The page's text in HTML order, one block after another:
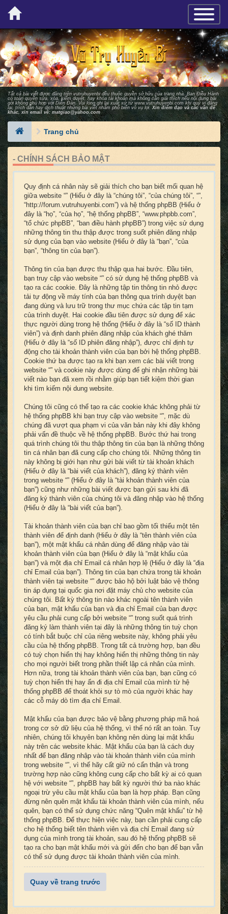
×
Tất cả bài viết được đăng trên vutruhuyenbi đều thuộc quyền sở hữu của trang nhà. Ban Ðiều Hành
có toàn quyền sửa, xóa, kiểm duyệt, hay khóa tài khoản mà không cần giải thích nếu nội dung bài
gởi không phù hợp với Diễn Ðàn. Vui lòng ghi lại xuất xứ từwww.vutruhuyenbi.comkhi quý vị đăng
lại, trích dẫn hay dịch thuật những bài viết nhằm phổ biến vô vụ lợi. Xin điểm đạo và các vấn đề
khác, xin email về: matgiao@yahoo.com
Trang chủ
- CHÍNH SÁCH BẢO MẬT
Quy định cá nhân này sẽ giải thích cho bạn biết mối quan hệ
giữa website “” (Hiểu ở đây là “chúng tôi”, “của chúng tôi”, “”,
“http://forum.vutruhuyenbi.com”) và hệ thống phpBB (Hiểu ở
đây là “họ”, “của họ”, “hệ thống phpBB”, “www.phpbb.com”,
“tổ chức phpBB”, “ban điều hành phpBB”) trong việc sử dụng
những thông tin thu thập được trong suốt phiên đăng nhập
sử dụng của bạn vào website (Hiểu ở đây là “bạn”, “của
bạn”, “thông tin của bạn”).
Thông tin của bạn được thu thập qua hai bước. Đầu tiên,
bạn truy cập vào website “” có sử dụng hệ thống phpBB và
tạo ra các cookie. Đây là những tập tin thông tin nhỏ được
tải tự động về máy tính của bạn thông qua trình duyệt bạn
đang dùng và lưu trữ trong thư mục chứa các tập tin tạm
của trình duyệt. Hai cookie đầu tiên được sử dụng để xác
thực người dùng trong hệ thống (Hiểu ở đây là “số ID thành
viên”) và định danh phiên đăng nhập của khách ghé thăm
(Hiểu ở đây là “số ID phiên đăng nhập”), được chỉ định tự
động cho tài khoản thành viên của bạn bởi hệ thống phpBB.
Cookie thứ ba được tạo ra khi bạn xem các bài viết trong
website “” và cookie này được dùng để ghi nhận những bài
viết nào bạn đã xem rồi nhằm giúp bạn tiết kiệm thời gian
khi tìm kiếm nội dung website.
Chúng tôi cũng có thể tạo ra các cookie khác không phải từ
hệ thống phpBB khi bạn truy cập vào website “”, mặc dù
chúng đã vượt qua phạm vi của văn bản này khi đây không
phải vấn đề thuộc về hệ thống phpBB. Bước thứ hai trong
quá trình chúng tôi thu thập thông tin của bạn là những thông
tin cá nhân bạn đã cung cấp cho chúng tôi. Những thông tin
này không bị giới hạn như gửi bài viết từ tài khoản khách
(Hiểu ở đây là “bài viết của khách”), đăng ký thành viên
trong website “” (Hiểu ở đây là “tài khoản thành viên của
bạn”) cũng như những bài viết được bạn gửi sau khi đã
đăng ký thành viên của chúng tôi và đăng nhập vào hệ thống
(Hiểu ở đây là “bài viết của bạn”).
Tài khoản thành viên của bạn chỉ bao gồm tối thiểu một tên
thành viên để định danh (Hiểu ở đây là “tên thành viên của
bạn”), một mật khẩu cá nhân dùng để đăng nhập vào tài
khoản thành viên của bạn (Hiểu ở đây là “mật khẩu của
bạn”) và một địa chỉ Email cá nhân hợp lệ (Hiểu ở đây là “địa
chỉ Email của bạn”). Thông tin của bạn chứa trong tài khoản
thành viên tại website “” được bảo hộ bởi luật bảo vệ thông
tin áp dụng tại quốc gia nơi đặt máy chủ cho website của
chúng tôi. Bất kỳ thông tin nào khác ngoài tên thành viên
của bạn, mật khẩu của bạn và địa chỉ Email của bạn được
yêu cầu phải cung cấp bởi website “” trong suốt quá trình
đăng ký làm thành viên tại đây là những thông tin tuỳ chọn
có tính bắt buộc chỉ của riêng website này, không phải yêu
cầu của hệ thống phpBB. Trong tất cả trường hợp, bạn đều
có tuỳ chọn hiển thị hay không hiển thị những thông tin này
cho mọi người biết trong phần thiết lập cá nhân của mình.
Hơn nữa, trong tài khoản thành viên của bạn, bạn cũng có
tuỳ chọn hiển thị hay ẩn đi địa chỉ Email của mình từ hệ
thống phpBB để thoát khỏi sự tò mò của người khác hay
các cỗ máy dò tìm địa chỉ Email.
Mật khẩu của bạn được bảo vệ bằng phương pháp mã hoá
trong cơ sở dữ liệu của hệ thống, vì thế nó rất an toàn. Tuy
nhiên, chúng tôi khuyên bạn không nên dùng lại mật khẩu
này trên các website khác. Mật khẩu của bạn là cách duy
nhất để bạn đăng nhập vào tài khoản thành viên của mình
trong website “”, vì thế hãy cất giữ nó cẩn thận và trong
trường hợp nào cũng không cung cấp cho bất kỳ ai có quan
hệ với website “”, phpBB hay bất kỳ người thứ ba nào khác
ngoại trừ yêu cầu mật khẩu của bạn là hợp pháp. Bạn cũng
đừng nên quên mật khẩu tài khoản thành viên của mình, nếu
quên, bạn có thể sử dụng chức năng “Quên mật khẩu” từ hệ
thống phpBB. Để thực hiện việc này, bạn cần phải cung cấp
cho hệ thống biết tên thành viên và địa chỉ Email đang sử
dụng của mình trong tài khoản, sau đó hệ thống phpBB sẽ
tạo ra cho bạn mật khẩu mới và gửi đến cho bạn để bạn vẫn
có thể sử dụng được tài khoản thành viên của mình.
Quay về trang trước